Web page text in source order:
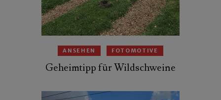
ANSEHEN FOTOMOTIVE
Geheimtipp für Wildschweine